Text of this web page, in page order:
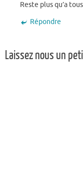
Reste plus qu’a
Répondre
Laissez nous un